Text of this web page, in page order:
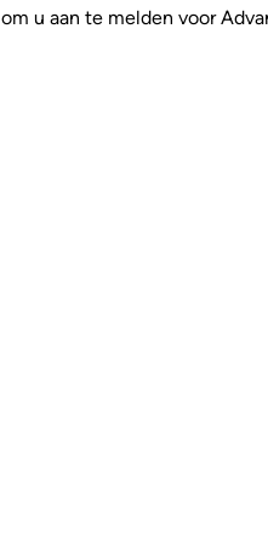
om u aan te melden voor